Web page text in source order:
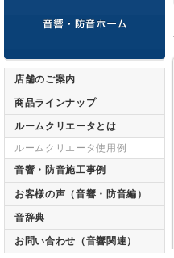
店舗のご案内
商品ラインナップ
ルームクリエータとは
ルームクリエータ使用例
音響・防音施工事例
お客様の声（音響・防音編）
音辞典
お問い合わせ（音響関連）